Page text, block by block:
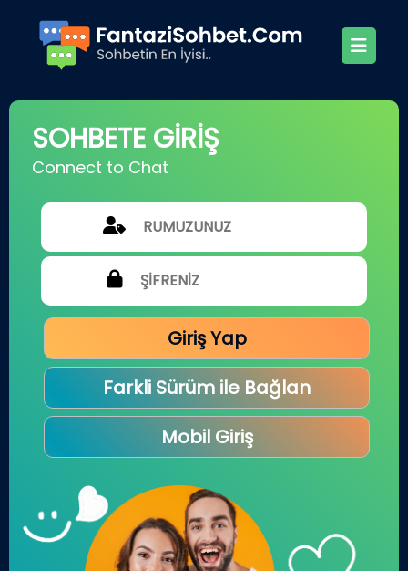
SOHBETE GİRİŞ
Connect to Chat
Giriş Yap
Farkli Sürüm ile Bağlan
Mobil Giriş